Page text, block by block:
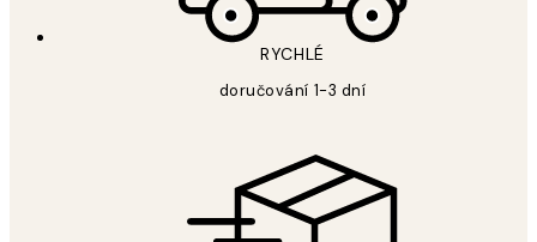
RYCHLÉ
doručování 1-3 dní